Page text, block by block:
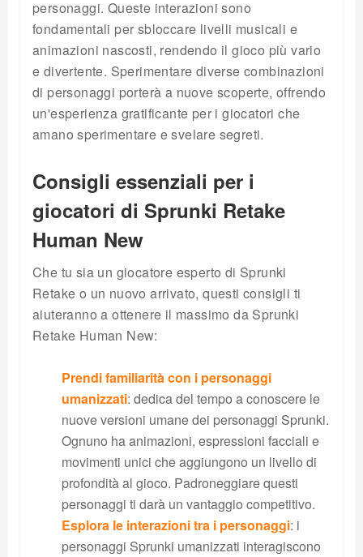
personaggi. Queste interazioni sono
fondamentali per sbloccare livelli musicali e
animazioni nascosti, rendendo il gioco più vario
e divertente. Sperimentare diverse combinazioni
di personaggi porterà a nuove scoperte, offrendo
un'esperienza gratificante per i giocatori che
amano sperimentare e svelare segreti.
Consigli essenziali per i
giocatori di Sprunki Retake
Human New
Che tu sia un giocatore esperto di Sprunki
Retake o un nuovo arrivato, questi consigli ti
aiuteranno a ottenere il massimo da Sprunki
Retake Human New:
Prendi familiarità con i personaggi
umanizzati: dedica del tempo a conoscere le
nuove versioni umane dei personaggi Sprunki.
Ognuno ha animazioni, espressioni facciali e
movimenti unici che aggiungono un livello di
profondità al gioco. Padroneggiare questi
personaggi ti darà un vantaggio competitivo.
Esplora le interazioni tra i personaggi: i
personaggi Sprunki umanizzati interagiscono